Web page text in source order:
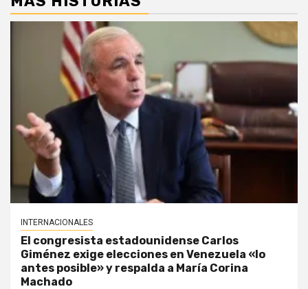
INTERNACIONALES
El congresista estadounidense Carlos
Giménez exige elecciones en Venezuela «lo
antes posible» y respalda a María Corina
Machado